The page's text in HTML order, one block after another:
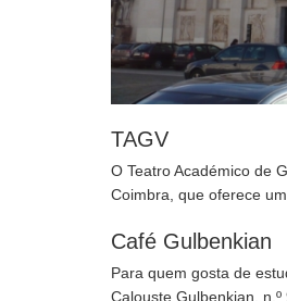
TAGV
O Teatro Académico de
Coimbra, que oferece
Café Gulbenkian
Para quem gosta de
Calouste Gulbenkian, n.º